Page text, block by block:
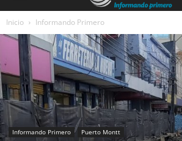
Inicio Informando Primero
Informando Primero Puerto Montt